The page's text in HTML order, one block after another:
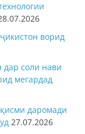
ворид
дар соли нави
мегардад
даромади
27.07.2026